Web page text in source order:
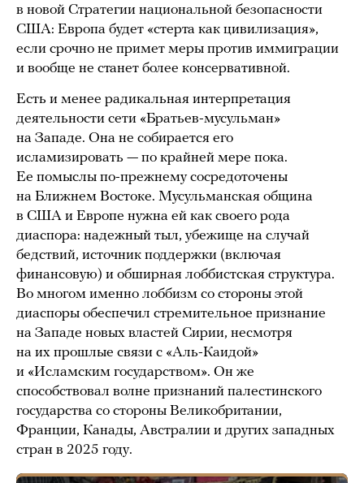
в новой Стратегии национальной безопасности
США: Европа будет «стерта как цивилизация»,
если срочно не примет меры против иммиграции
и вообще не станет более консервативной.
Есть и менее радикальная интерпретация
деятельности сети «Братьев-мусульман»
на Западе. Она не собирается его
исламизировать — по крайней мере пока.
Ее помыслы по-прежнему сосредоточены
на Ближнем Востоке. Мусульманская община
в США и Европе нужна ей как своего рода
диаспора: надежный тыл, убежище на случай
бедствий, источник поддержки (включая
финансовую) и обширная лоббистская структура.
Во многом именно лоббизм со стороны этой
диаспоры обеспечил стремительное признание
на Западе новых властей Сирии, несмотря
на их прошлые связи с «Аль-Каидой»
и «Исламским государством». Он же
способствовал волне признаний палестинского
государства со стороны Великобритании,
Франции, Канады, Австралии и других западных
стран в 2025 году.